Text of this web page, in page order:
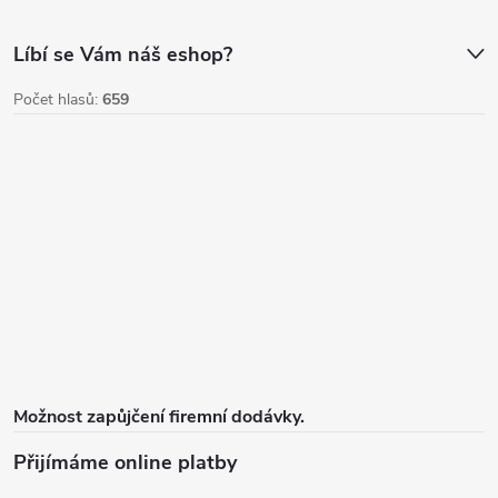
u
Líbí se Vám náš eshop?
Počet hlasů: 659
Možnost zapůjčení firemní dodávky.
Přijímáme online platby